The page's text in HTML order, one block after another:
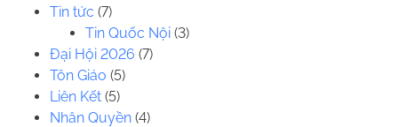
Tin tức (7)
Tin Quốc Nội (3)
Đại Hội 2026 (7)
Tôn Giáo (5)
Liên Kết (5)
Nhân Quyền (4)